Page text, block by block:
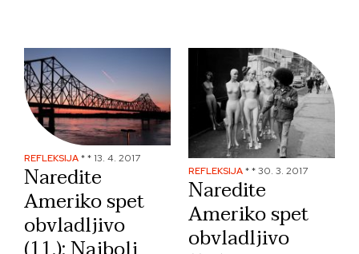
REFLEKSIJA** 13. 4. 2017
Naredite
Ameriko spet
obvladljivo
REFLEKSIJA**30. 3. 2017
Naredite
Ameriko spet
obvladljivo